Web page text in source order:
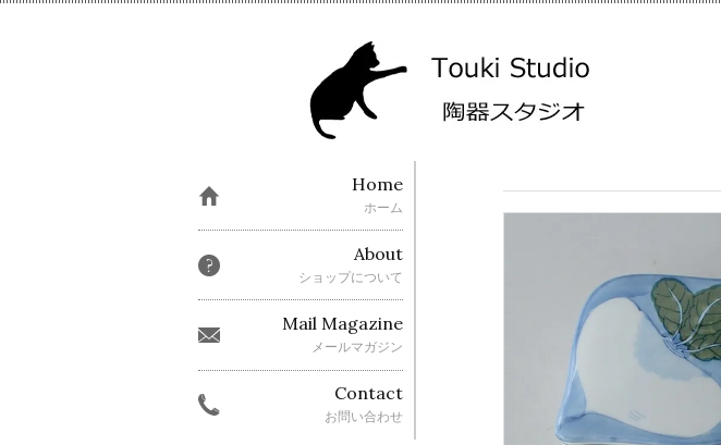
Home
ホーム
About
ショップについて
Mail Magazine
メールマガジン
Contact
お問い合わせ